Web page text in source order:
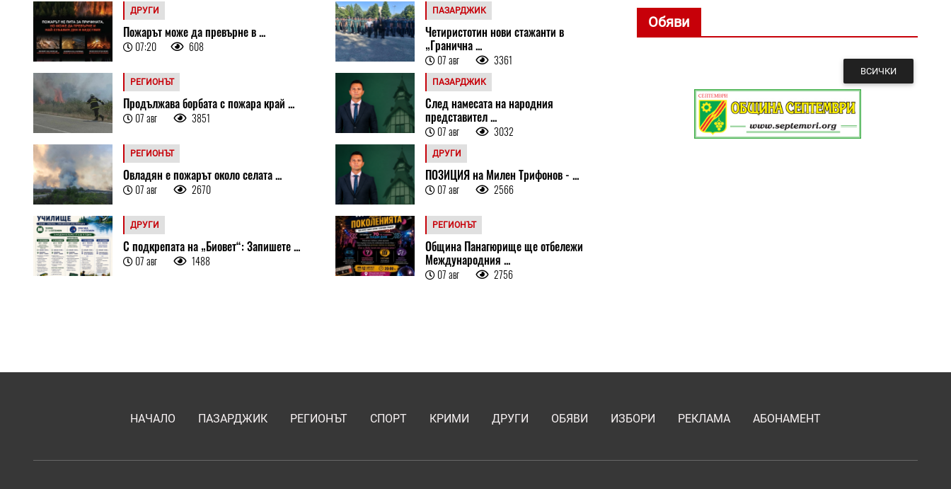
ДРУГИ
Пожарът може да превърне в ...
07:20 608
ПАЗАРДЖИК
Четиристотин нови стажанти в
„Гранична ...
07 авг 3361
РЕГИОНЪТ
Продължава борбата с пожара край ...
07 авг 3851
ПАЗАРДЖИК
След намесата на народния
представител ...
07 авг 3032
РЕГИОНЪТ
Овладян е пожарът около селата ...
07 авг 2670
ДРУГИ
ПОЗИЦИЯ на Милен Трифонов - ...
07 авг 2566
ДРУГИ
С подкрепата на „Биовет“: Запишете ...
07 авг 1488
РЕГИОНЪТ
Община Панагюрище ще отбележи
Международния ...
07 авг 2756
Обяви
ВСИЧКИ
НАЧАЛО ПАЗАРДЖИК РЕГИОНЪТ СПОРТ КРИМИ ДРУГИ ОБЯВИ ИЗБОРИ РЕКЛАМА АБОНАМЕНТ